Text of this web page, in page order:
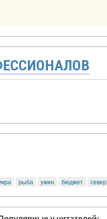
рыба ужин бюджет север